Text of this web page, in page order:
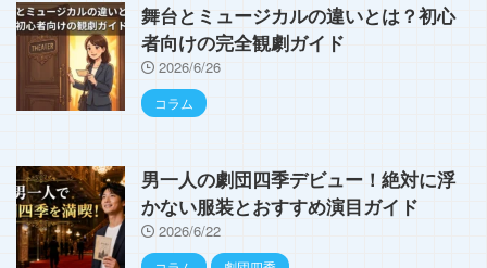
舞台とミュージカルの違いとは？初心
者向けの完全観劇ガイド
2026/6/26
コラム
男一人の劇団四季デビュー！絶対に浮
かない服装とおすすめ演目ガイド
2026/6/22